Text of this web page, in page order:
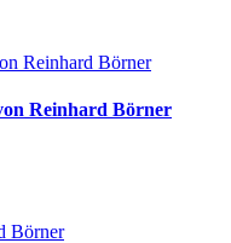
Reinhard Börner